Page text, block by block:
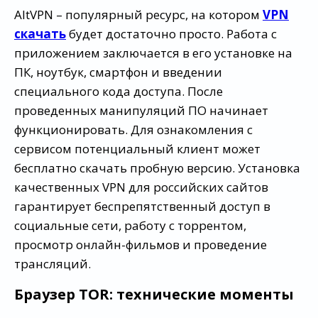
AltVPN – популярный ресурс, на котором VPN
скачатьбудет достаточно просто. Работа с
приложением заключается в его установке на
ПК, ноутбук, смартфон и введении
специального кода доступа. После
проведенных манипуляций ПО начинает
функционировать. Для ознакомления с
сервисом потенциальный клиент может
бесплатно скачать пробную версию. Установка
качественных VPN для российских сайтов
гарантирует беспрепятственный доступ в
социальные сети, работу с торрентом,
просмотр онлайн-фильмов и проведение
трансляций.
Браузер TOR: технические моменты